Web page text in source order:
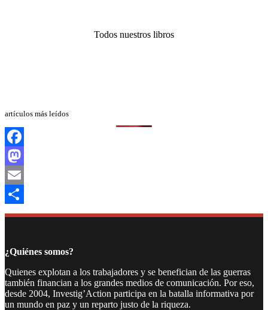
Todos nuestros libros
artículos más leídos
Facebook
Mastodon
Email
Compartir
¿Quiénes somos?
Quienes explotan a los trabajadores y se benefician de las guerras
también financian a los grandes medios de comunicación. Por eso,
desde 2004, Investig’Action participa en la batalla informativa por
un mundo en paz y un reparto justo de la riqueza.